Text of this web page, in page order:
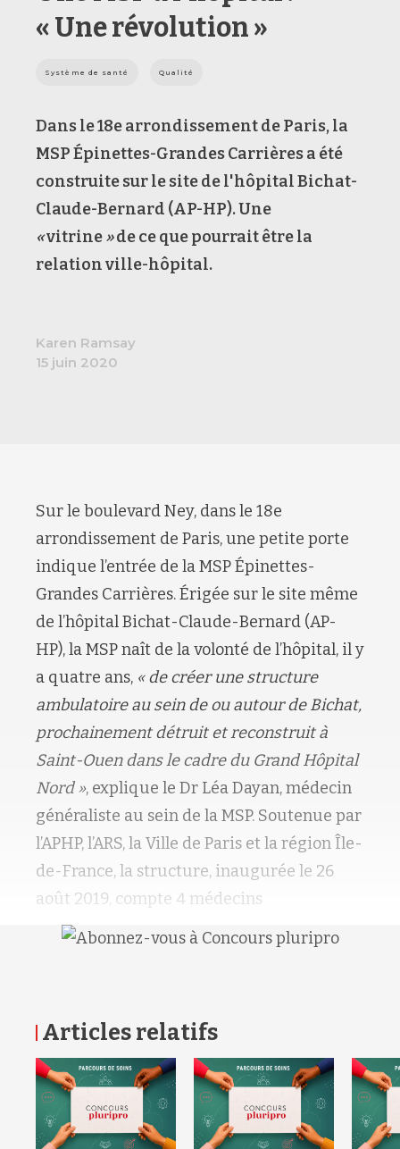
« Une révolution »
Système de santé Qualité
Dans le 18e arrondissement de Paris, la
MSP Épinettes-Grandes Carrières a été
construite sur le site de l'hôpital Bichat-
Claude-Bernard (AP-HP). Une
«vitrine»de ce que pourrait être la
relation ville-hôpital.
Karen Ramsay
15 juin 2020
Sur le boulevard Ney, dans le 18e
arrondissement de Paris, une petite porte
indique l’entrée de la MSP Épinettes-
Grandes Carrières. Érigée sur le site même
de l’hôpital Bichat-Claude-Bernard (AP-
HP), la MSP naît de la volonté de l’hôpital, il y
a quatre ans, « de créer une structure
ambulatoire au sein de ou autour de Bichat,
prochainement détruit et reconstruit à
Saint-Ouen dans le cadre du Grand Hôpital
Nord », explique le Dr Léa Dayan, médecin
généraliste au sein de la MSP. Soutenue par
l’APHP, l’ARS, la Ville de Paris et la région Île-
de-France, la structure, inaugurée le 26
août 2019, compte 4 médecins
Articles relatifs RETOUR HAUT DE PAGE